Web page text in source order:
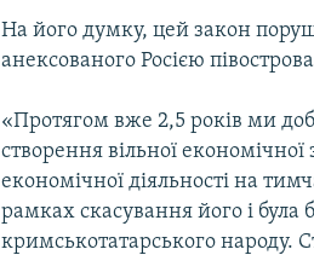
На його думку, цей закон
анексованого Росією
«Протягом вже 2,5 років ми
створення вільної
економічної діяльності на
рамках скасування його і була
кримськотатарського народу.